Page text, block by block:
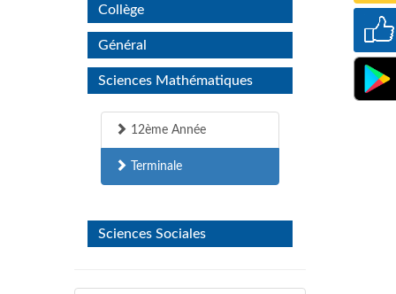
Collège
Général
Sciences Mathématiques
12ème Année
Terminale
Sciences Sociales